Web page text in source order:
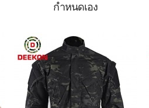
กระเป๋าหน้า
กำหนดเอง